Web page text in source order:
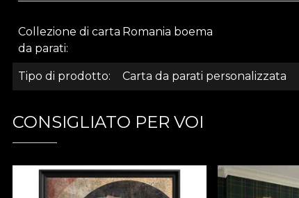
Collezione di carta
da parati
Romania boema
Tipo di prodotto Carta da parati personalizzata
CONSIGLIATO PER VOI